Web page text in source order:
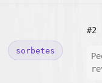
sorbetes
#2